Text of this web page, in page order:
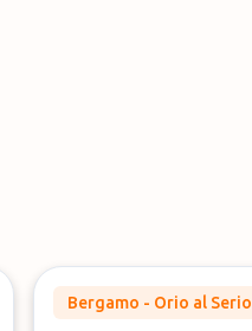
Bergamo - Orio al Serio